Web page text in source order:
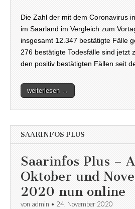
Die Zahl der mit dem Coronavirus
im Saarland im Vergleich zum
insgesamt 12.347 bestätigte Fälle
276 bestätigte Todesfälle sind jetzt
den positiv bestätigten Fällen seit
weiterlesen →
SAARINFOS PLUS
Saarinfos Plus –
Oktober und
2020 nun online
von admin • 24. November 2020